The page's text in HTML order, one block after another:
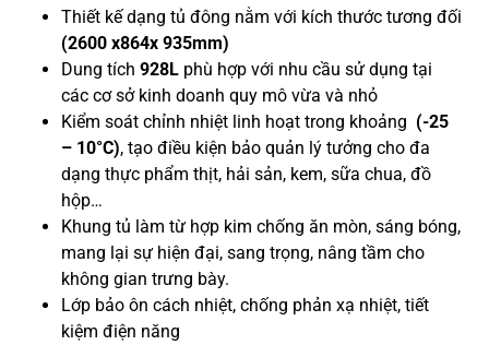
Thiết kế dạng tủ đông nằm với kích thước tương đối
(2600 x864x 935mm)
Dung tích 928L phù hợp với nhu cầu sử dụng tại
các cơ sở kinh doanh quy mô vừa và nhỏ
Kiểm soát chỉnh nhiệt linh hoạt trong khoảng (-25
– 10°C), tạo điều kiện bảo quản lý tưởng cho đa
dạng thực phẩm thịt, hải sản, kem, sữa chua, đồ
hộp…
Khung tủ làm từ hợp kim chống ăn mòn, sáng bóng,
mang lại sự hiện đại, sang trọng, nâng tầm cho
không gian trưng bày.
Lớp bảo ôn cách nhiệt, chống phản xạ nhiệt, tiết
kiệm điện năng